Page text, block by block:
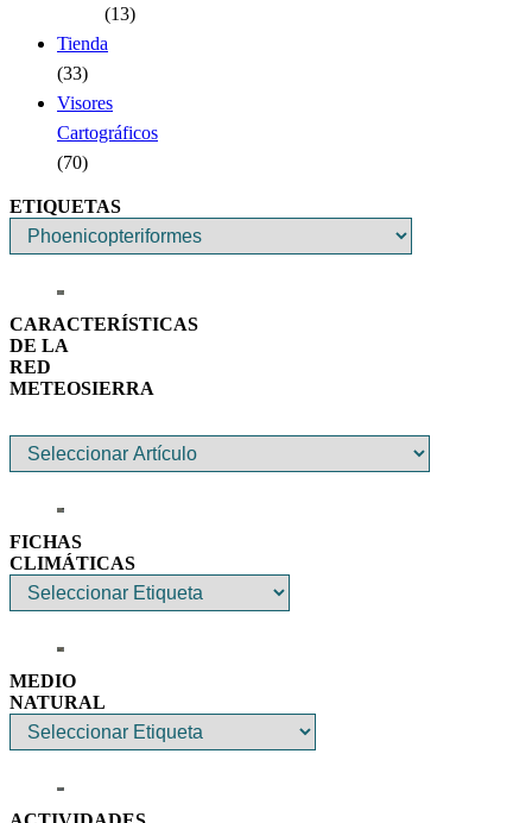
(13)
Tienda
(33)
Visores
Cartográficos
(70)
ETIQUETAS
CARACTERÍSTICAS
DE LA
RED
METEOSIERRA
FICHAS
CLIMÁTICAS
MEDIO
NATURAL